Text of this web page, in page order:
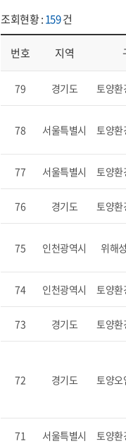
조회현황 :159건
번호 지역
79 경기도 토양환
78 서울특별시 토양환
77 서울특별시 토양환
76 경기도 토양환
75 인천광역시 위해
74 인천광역시 토양환
73 경기도 토양환
72 경기도 토양오
71 서울특별시 토양환